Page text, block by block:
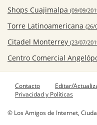
Shops Cuajimalpa (09/09/
Torre Latinoamericana (26/
Citadel Monterrey (23/07/
Centro Comercial
Contacto
Editar/
Privacidad y Políticas
© Los Amigos de Internet,